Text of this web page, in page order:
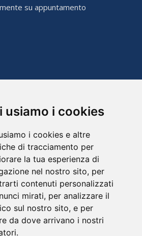
usiamo i cookies
i cookies e altre
di tracciamento per
la tua esperienza di
nel nostro sito, per
contenuti personalizzati
mirati, per analizzare il
sul nostro sito, e per
da dove arrivano i nostri
su appuntamento